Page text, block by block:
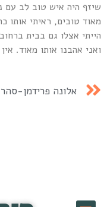
היה איש טוב לב עם
טובים, ראיתי אותו
אצלו גם בבית ברחוב
אהבנו אותו מאוד.
אלונה פרידמן-סהר